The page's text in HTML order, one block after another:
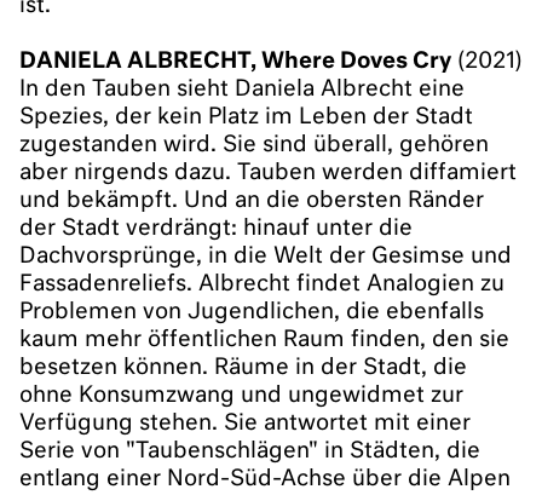
ist.
DANIELA ALBRECHT, Where Doves Cry(2021)
In den Tauben sieht Daniela Albrecht eine
Spezies, der kein Platz im Leben der Stadt
zugestanden wird. Sie sind überall, gehören
aber nirgends dazu. Tauben werden diffamiert
und bekämpft. Und an die obersten Ränder
der Stadt verdrängt: hinauf unter die
Dachvorsprünge, in die Welt der Gesimse und
Fassadenreliefs. Albrecht findet Analogien zu
Problemen von Jugendlichen, die ebenfalls
kaum mehr öffentlichen Raum finden, den sie
besetzen können. Räume in der Stadt, die
ohne Konsumzwang und ungewidmet zur
Verfügung stehen. Sie antwortet mit einer
Serie von "Taubenschlägen" in Städten, die
entlang einer Nord-Süd-Achse über die Alpen